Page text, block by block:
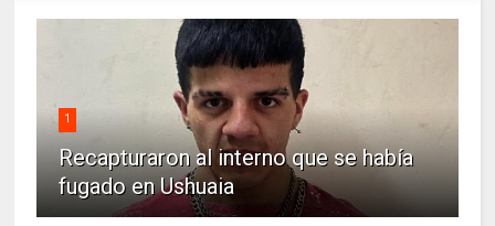
1
Recapturaron al interno que se había
fugado en Ushuaia